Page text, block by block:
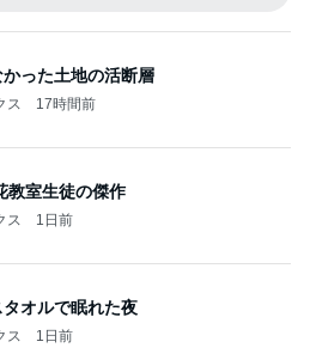
った土地の活断層
ス 17時間前
教室生徒の傑作
ス 1日前
オルで眠れた夜
ス 1日前